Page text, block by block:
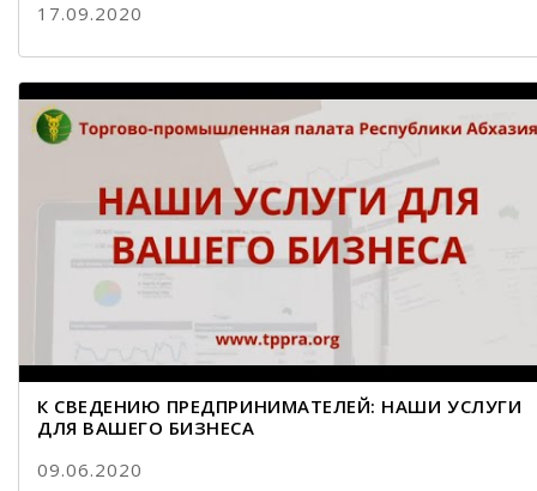
17.09.2020
К СВЕДЕНИЮ ПРЕДПРИНИМАТЕЛЕЙ: НАШИ УСЛУГИ
ДЛЯ ВАШЕГО БИЗНЕСА
09.06.2020